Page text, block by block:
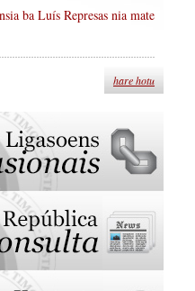
ba Luís Represas nia mate
hare hotu